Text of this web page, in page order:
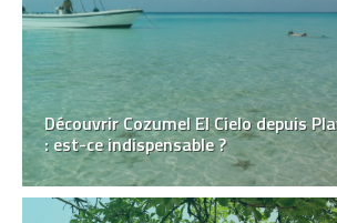
Découvrir Cozumel El Cielo depuis
: est-ce indispensable ?